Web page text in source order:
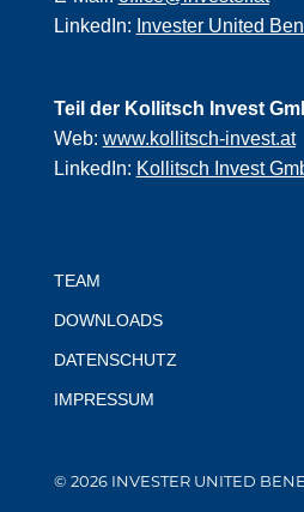
LinkedIn: Invester United
Teil der Kollitsch Invest
Web: www.kollitsch-invest.at
LinkedIn: Kollitsch Invest
TEAM
DOWNLOADS
DATENSCHUTZ
IMPRESSUM
© 2026 INVESTER UNITED